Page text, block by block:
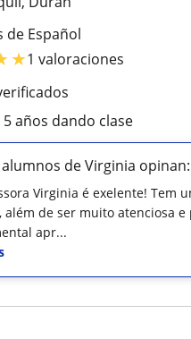
de Español
★1 valoraciones
5 años dando clase
alumnos de Virginia opinan:
Virginia é exelente! Tem
além de ser muito atenciosa e
apr...